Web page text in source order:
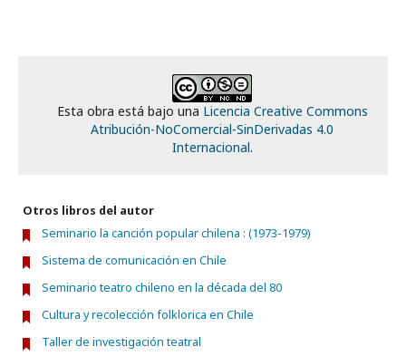
Esta obra está bajo una Licencia Creative Commons
Atribución-NoComercial-SinDerivadas 4.0
Internacional.
Otros libros del autor
Seminario la canción popular chilena : (1973-1979)
Sistema de comunicación en Chile
Seminario teatro chileno en la década del 80
Cultura y recolección folklorica en Chile
Taller de investigación teatral